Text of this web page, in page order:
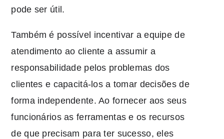
pode ser útil.
Também é possível incentivar a equipe de
atendimento ao cliente a assumir a
responsabilidade pelos problemas dos
clientes e capacitá-los a tomar decisões de
forma independente. Ao fornecer aos seus
funcionários as ferramentas e os recursos
de que precisam para ter sucesso, eles